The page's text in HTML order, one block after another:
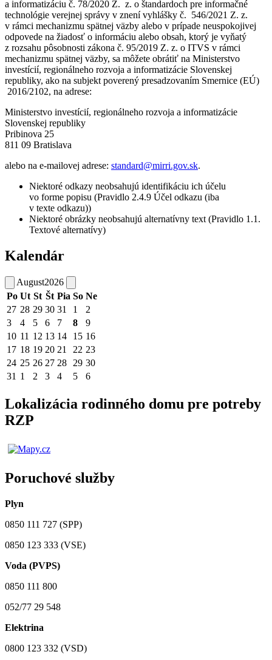
a informatizáciu č. 78/2020 Z. z. o štandardoch pre informačné
technológie verejnej správy v znení vyhlášky č. 546/2021 Z. z.
v rámci mechanizmu spätnej väzby alebo v prípade neuspokojivej
odpovede na žiadosť o informáciu alebo obsah, ktorý je vyňatý
z rozsahu pôsobnosti zákona č. 95/2019 Z. z. o ITVS v rámci
mechanizmu spätnej väzby, sa môžete obrátiť na Ministerstvo
investícií, regionálneho rozvoja a informatizácie Slovenskej
republiky, ako na subjekt poverený presadzovaním Smernice (EÚ)
2016/2102, na adrese:
Ministerstvo investícií, regionálneho rozvoja a informatizácie
Slovenskej republiky
Pribinova 25
811 09 Bratislava
alebo na e-mailovej adrese: standard@mirri.gov.sk.
Niektoré odkazy neobsahujú identifikáciu ich účelu
vo forme popisu (Pravidlo 2.4.9 Účel odkazu (iba
v texte odkazu))
Niektoré obrázky neobsahujú alternatívny text (Pravidlo 1.1.
Textové alternatívy)
Kalendár
August2026
Po Ut St Št Pia So Ne
27 28 29 30 31 1
2
3
4 5 6 7 8
9
10 11 12 13 14 15 16
17 18 19 20 21 22 23
24 25 26 27 28 29 30
31 1 2 3 4 5 6
Lokalizácia rodinného domu pre potreby
RZP
Poruchové služby
Plyn
0850 111 727 (SPP)
0850 123 333 (VSE)
Voda (PVPS)
0850 111 800
052/77 29 548
Elektrina
0800 123 332 (VSD)